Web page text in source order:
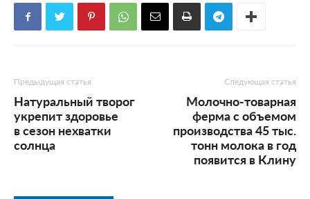
Предыдущая статья
Натуральный творог
укрепит здоровье
в сезон нехватки
солнца
Следующая статья
Молочно-товарная
ферма с объемом
производства 45 тыс.
тонн молока в год
появится в Клину